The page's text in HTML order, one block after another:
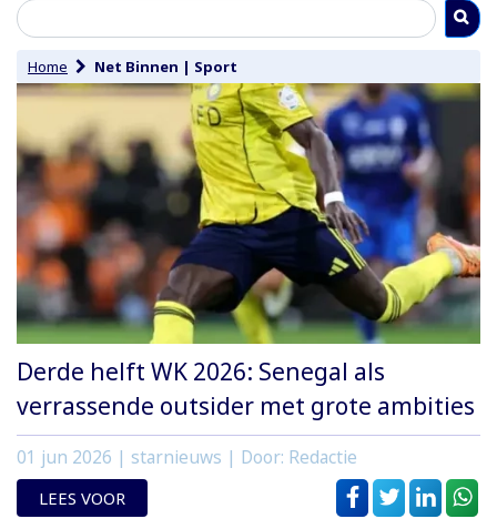
Home Net Binnen | Sport
Derde helft WK 2026: Senegal als
verrassende outsider met grote ambities
01 jun 2026 | starnieuws | Door: Redactie
LEES VOOR